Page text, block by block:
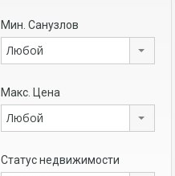
Мин. Санузлов
Любой
Макс. Цена
Любой
Статус недвижимости